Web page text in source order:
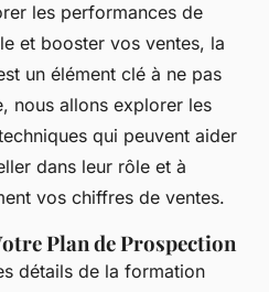
les performances de
et booster vos ventes, la
un élément clé à ne pas
nous allons explorer les
qui peuvent aider
dans leur rôle et à
vos chiffres de ventes.
Plan de Prospection
détails de la formation